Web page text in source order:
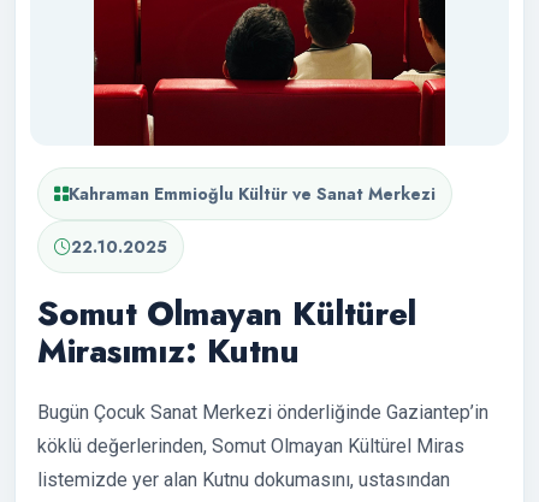
Kahraman Emmioğlu Kültür ve Sanat Merkezi
22.10.2025
Somut Olmayan Kültürel
Mirasımız: Kutnu
Bugün Çocuk Sanat Merkezi önderliğinde Gaziantep’in
köklü değerlerinden, Somut Olmayan Kültürel Miras
listemizde yer alan Kutnu dokumasını, ustasından